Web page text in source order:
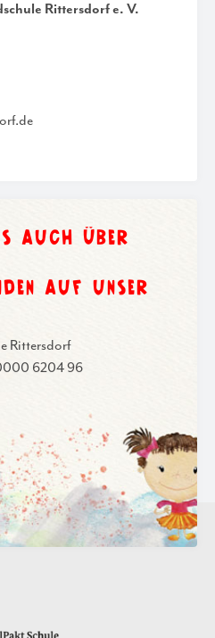
Rittersdorf e. V.
AUCH ÜBER
AUF UNSER
Rittersdorf
6204 96